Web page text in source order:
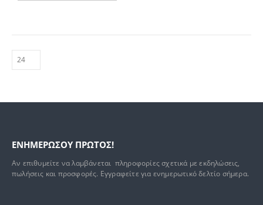
ΕΝΗΜΕΡΩΣΟΥ ΠΡΩΤΟΣ!
Αν επιθυμείτε να λαμβάνεται πληροφορίες σχετικά με εκδηλώσεις,
πωλήσεις και προσφορές. Εγγραφείτε για ενημερωτικό δελτίο σήμερα.